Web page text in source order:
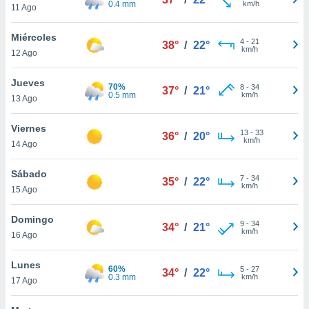
y
más
nuestra
y
de
disponible
cookies
11 Ago
0.4 mm
km/h
Miércoles
12 Ago
38° / 22° 4- 21
km/h
Jueves
13 Ago
70%
0.5 mm
37° / 21° 8- 34
km/h
Viernes
14 Ago
36° / 20° 13- 33
km/h
Sábado
15 Ago
35° / 22° 7- 34
km/h
Domingo
16 Ago
34° / 21° 9- 34
km/h
Lunes
17 Ago
60%
0.3 mm
34° / 22° 5- 27
km/h